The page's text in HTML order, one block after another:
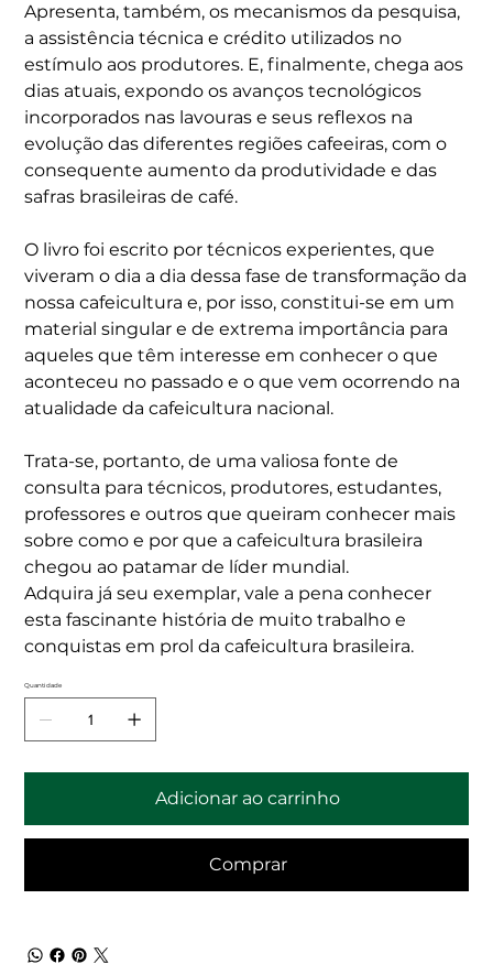
Apresenta, também, os mecanismos da pesquisa,
a assistência técnica e crédito utilizados no
estímulo aos produtores. E, finalmente, chega aos
dias atuais, expondo os avanços tecnológicos
incorporados nas lavouras e seus reflexos na
evolução das diferentes regiões cafeeiras, com o
consequente aumento da produtividade e das
safras brasileiras de café.
O livro foi escrito por técnicos experientes, que
viveram o dia a dia dessa fase de transformação da
nossa cafeicultura e, por isso, constitui-se em um
material singular e de extrema importância para
aqueles que têm interesse em conhecer o que
aconteceu no passado e o que vem ocorrendo na
atualidade da cafeicultura nacional.
Trata-se, portanto, de uma valiosa fonte de
consulta para técnicos, produtores, estudantes,
professores e outros que queiram conhecer mais
sobre como e por que a cafeicultura brasileira
chegou ao patamar de líder mundial.
Adquira já seu exemplar, vale a pena conhecer
esta fascinante história de muito trabalho e
conquistas em prol da cafeicultura brasileira.
Quantidade
Adicionar ao carrinho
Comprar